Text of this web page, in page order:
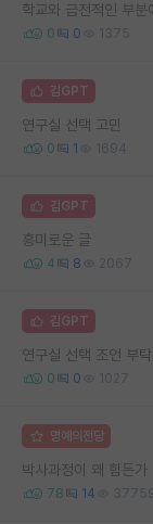
학교와 금전적인 부
0 0 1375
김GPT
연구실 선택 고민
0 1 1694
김GPT
흥미로운 글
4 8 2067
김GPT
연구실 선택 조언 부탁
0 0 1027
명예의전당
박사과정이 왜 힘든가
78 14